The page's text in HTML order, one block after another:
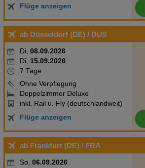
werden gegen Gebühr gewechselt.
der vorgeschriebenen Covid19-
Einschränkungen beim
Nutzungsmöglichkeit von
Flüge anzeigen
ab Düsseldorf (DE) / DUS
Di, 08.09.2026
Di, 15.09.2026
7 Tage
Ohne Verpflegung
Doppelzimmer Deluxe
inkl. Rail u. Fly (deutschlandweit)
Flüge anzeigen
ab Frankfurt (DE) / FRA
So, 06.09.2026